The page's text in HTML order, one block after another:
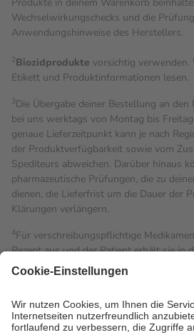
Wechselwirkungschecks und die
Anwendungshinweise des Herstellers.
2Biozidprodukte vorsichtig verwenden.
Etikett und Produktinformationen lesen.
3Die Übergabe deiner Bestellung an
bei uns werktags von Montag bis
genaue Lieferzeitpunkt kann je nach
der Produktverfügbarkeit sowie vom
Spediteurs abweichen. Darüber hinaus
pharmazeutische Prüfungen, die zu
dienen, die Lieferfrist um die Dauer der
Klärungen verlängern.
4Für verschreibungspflichtige
Rezept aus und der Patient erhält sie in
gesetzliche Krankenversicherung
Kosten dafür, der Versicherte trägt
Grundsätzlich leisten Mitglieder
Prozent des Abgabepreises,mindestens